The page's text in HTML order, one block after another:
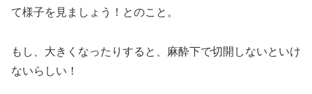
て様子を見ましょう！とのこと。
もし、大きくなったりすると、麻酔下で切開しないといけ
ないらしい！